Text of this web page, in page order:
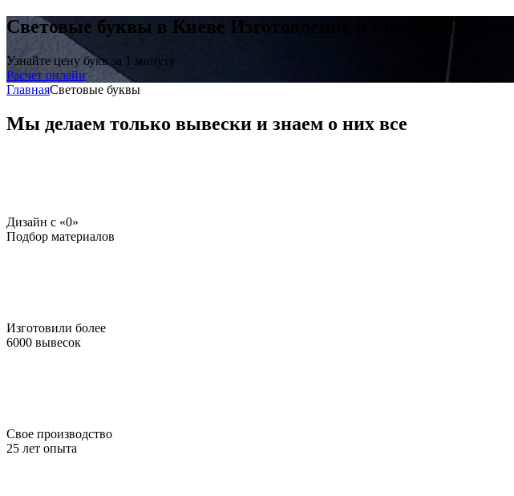
Световые буквы в Киеве Изготовление и монтаж под ключ
Узнайте цену букв за 1 минуту
Расчет онлайн
ГлавнаяСветовые буквы
Мы делаем только вывески и знаем о них все
Дизайн c «0»
Подбор материалов
Изготовили более
6000 вывесок
Свое производство
25 лет опыта